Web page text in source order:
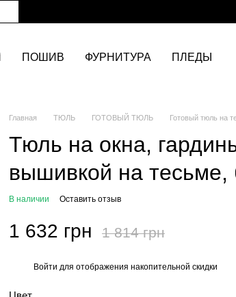
ПОШИВ ФУРНИТУРА ПЛЕДЫ
Главная ТЮЛЬ ГОТОВЫЙ ТЮЛЬ Готовый тюль на
Тюль на окна,
вышивкой на
В наличии Оставить отзыв
1 632 грн 1 814 грн
Войти для отображения накопительной скидки